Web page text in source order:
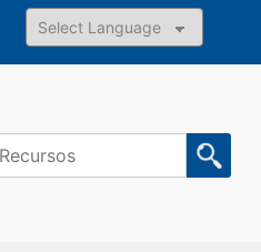
Powered by